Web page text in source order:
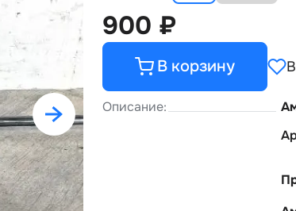
900 ₽
В корзину
Описание: